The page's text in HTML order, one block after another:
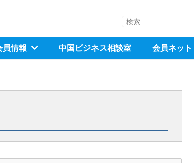
検
員情報 中国ビジネス相談室 会員ネット